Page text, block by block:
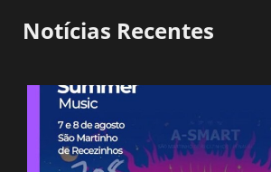
Notícias Recentes